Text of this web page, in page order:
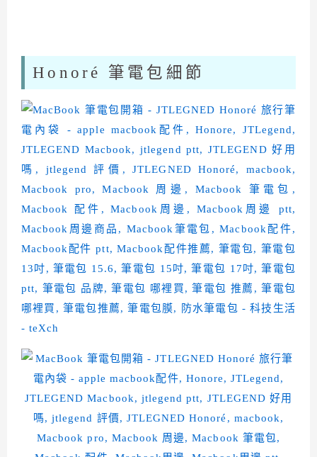
Honoré 筆電包細節